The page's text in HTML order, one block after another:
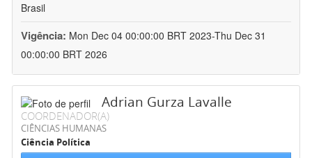
Brasil
Vigência: Mon Dec 04 00:00:00 BRT 2023-Thu Dec 31
00:00:00 BRT 2026
Adrian Gurza Lavalle
COORDENADOR(A)
CIÊNCIAS HUMANAS
Ciência Política